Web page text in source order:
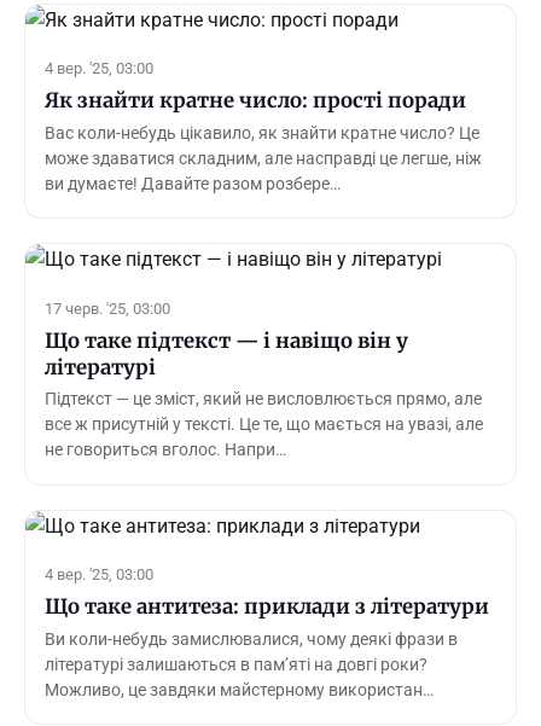
4 вер. '25, 03:00
Як знайти кратне число: прості поради
Вас коли-небудь цікавило, як знайти кратне число? Це
може здаватися складним, але насправді це легше, ніж
ви думаєте! Давайте разом розбере…
17 черв. '25, 03:00
Що таке підтекст — і навіщо він у
літературі
Підтекст — це зміст, який не висловлюється прямо, але
все ж присутній у тексті. Це те, що мається на увазі, але
не говориться вголос. Напри…
4 вер. '25, 03:00
Що таке антитеза: приклади з літератури
Ви коли-небудь замислювалися, чому деякі фрази в
літературі залишаються в пам’яті на довгі роки?
Можливо, це завдяки майстерному використан…